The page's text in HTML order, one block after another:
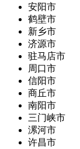
安阳市
鹤壁市
新乡市
济源市
驻马店市
周口市
信阳市
商丘市
南阳市
三门峡市
漯河市
许昌市